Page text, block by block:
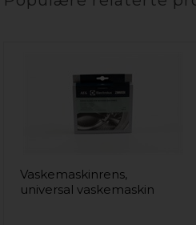
Vaskemaskinrens,
universal vaskemaskin